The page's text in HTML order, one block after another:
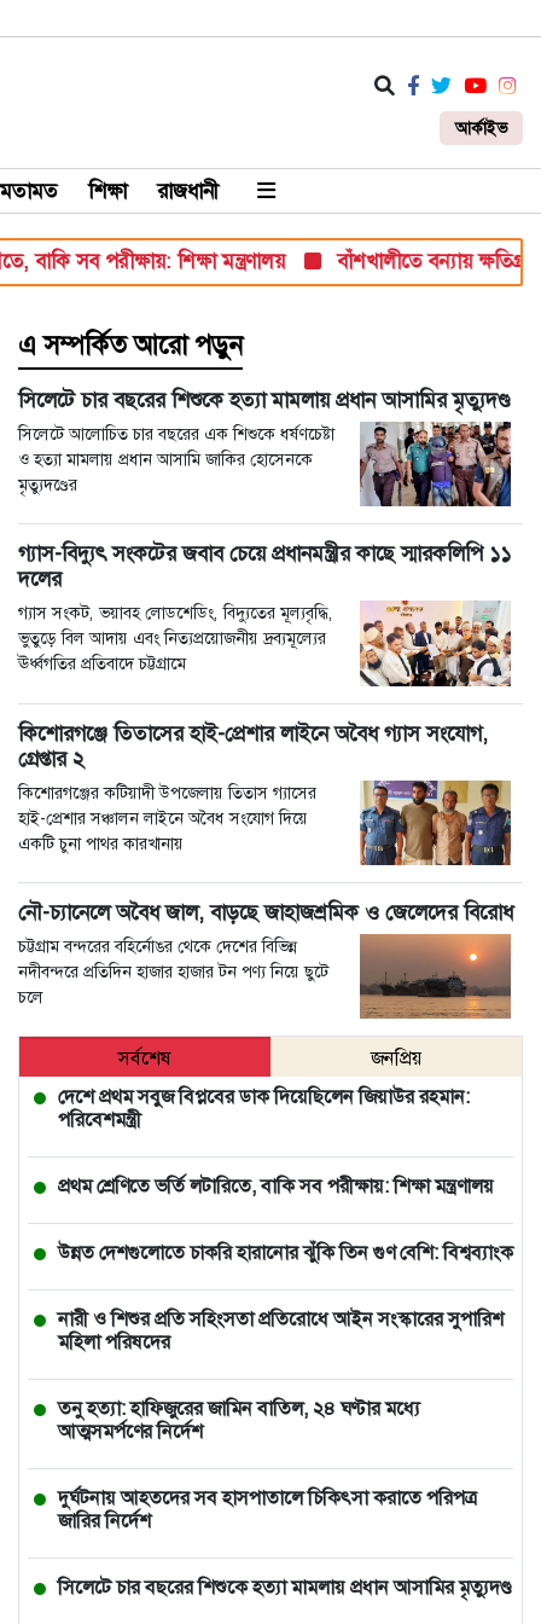
আর্কাইভ
মতামত শিক্ষা রাজধানী
সব পরীক্ষায়: শিক্ষা মন্ত্রণালয় বাঁশখালীতে বন্যায় ক্ষতিগ্রস্ত ১০০
এ সম্পর্কিত আরো পড়ুন
সিলেটে চার বছরের শিশুকে হত্যা মামলায় প্রধান আসামির মৃত্যুদণ্ড
সিলেটে আলোচিত চার বছরের এক শিশুকে ধর্ষণচেষ্টা
ও হত্যা মামলায় প্রধান আসামি জাকির হোসেনকে
মৃত্যুদণ্ডের
গ্যাস-বিদ্যুৎ সংকটের জবাব চেয়ে প্রধানমন্ত্রীর কাছে স্মারকলিপি ১১
দলের
গ্যাস সংকট, ভয়াবহ লোডশেডিং, বিদ্যুতের মূল্যবৃদ্ধি,
ভুতুড়ে বিল আদায় এবং নিত্যপ্রয়োজনীয় দ্রব্যমূল্যের
ঊর্ধ্বগতির প্রতিবাদে চট্টগ্রামে
কিশোরগঞ্জে তিতাসের হাই-প্রেশার লাইনে অবৈধ গ্যাস সংযোগ,
গ্রেপ্তার ২
কিশোরগঞ্জের কটিয়াদী উপজেলায় তিতাস গ্যাসের
হাই-প্রেশার সঞ্চালন লাইনে অবৈধ সংযোগ দিয়ে
একটি চুনা পাথর কারখানায়
নৌ-চ্যানেলে অবৈধ জাল, বাড়ছে জাহাজশ্রমিক ও জেলেদের বিরোধ
চট্টগ্রাম বন্দরের বহির্নোঙর থেকে দেশের বিভিন্ন
নদীবন্দরে প্রতিদিন হাজার হাজার টন পণ্য নিয়ে ছুটে
চলে
সর্বশেষ
জনপ্রিয়
দেশে প্রথম সবুজ বিপ্লবের ডাক দিয়েছিলেন জিয়াউর রহমান:
পরিবেশমন্ত্রী
প্রথম শ্রেণিতে ভর্তি লটারিতে, বাকি সব পরীক্ষায়: শিক্ষা মন্ত্রণালয়
উন্নত দেশগুলোতে চাকরি হারানোর ঝুঁকি তিন গুণ বেশি: বিশ্বব্যাংক
নারী ও শিশুর প্রতি সহিংসতা প্রতিরোধে আইন সংস্কারের সুপারিশ
মহিলা পরিষদের
তনু হত্যা: হাফিজুরের জামিন বাতিল, ২৪ ঘণ্টার মধ্যে
আত্মসমর্পণের নির্দেশ
দুর্ঘটনায় আহতদের সব হাসপাতালে চিকিৎসা করাতে পরিপত্র
জারির নির্দেশ
সিলেটে চার বছরের শিশুকে হত্যা মামলায় প্রধান আসামির মৃত্যুদণ্ড